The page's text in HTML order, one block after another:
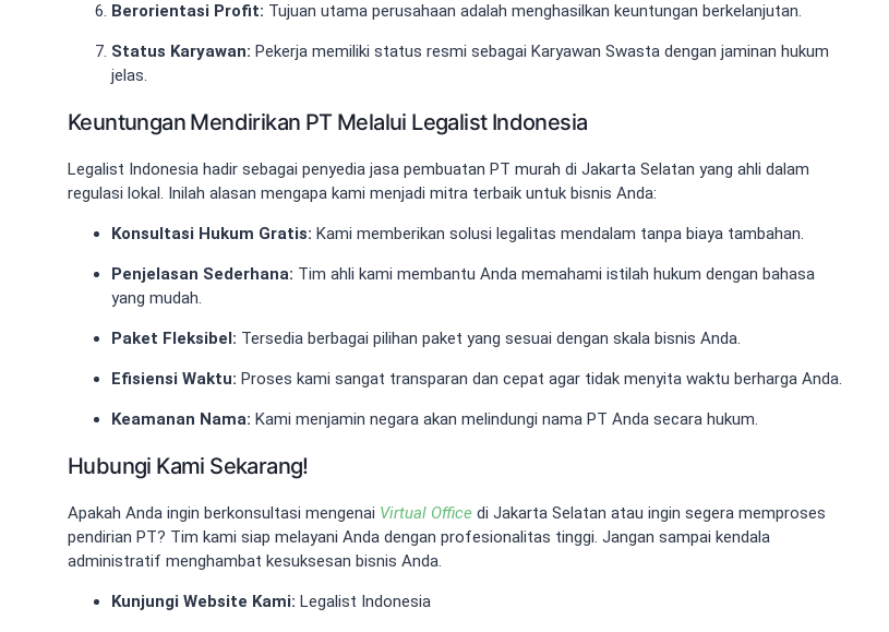
Berorientasi Profit: Tujuan utama perusahaan adalah menghasilkan keuntungan berkelanjutan.
Status Karyawan: Pekerja memiliki status resmi sebagai Karyawan Swasta dengan jaminan hukum
jelas.
Keuntungan Mendirikan PT Melalui Legalist Indonesia
Legalist Indonesia hadir sebagai penyedia jasa pembuatan PT murah di Jakarta Selatan yang ahli dalam
regulasi lokal. Inilah alasan mengapa kami menjadi mitra terbaik untuk bisnis Anda:
Konsultasi Hukum Gratis: Kami memberikan solusi legalitas mendalam tanpa biaya tambahan.
Penjelasan Sederhana: Tim ahli kami membantu Anda memahami istilah hukum dengan bahasa
yang mudah.
Paket Fleksibel: Tersedia berbagai pilihan paket yang sesuai dengan skala bisnis Anda.
Efisiensi Waktu: Proses kami sangat transparan dan cepat agar tidak menyita waktu berharga Anda.
Keamanan Nama: Kami menjamin negara akan melindungi nama PT Anda secara hukum.
Hubungi Kami Sekarang!
Apakah Anda ingin berkonsultasi mengenai Virtual Office di Jakarta Selatan atau ingin segera memproses
pendirian PT? Tim kami siap melayani Anda dengan profesionalitas tinggi. Jangan sampai kendala
administratif menghambat kesuksesan bisnis Anda.
Kunjungi Website Kami: Legalist Indonesia